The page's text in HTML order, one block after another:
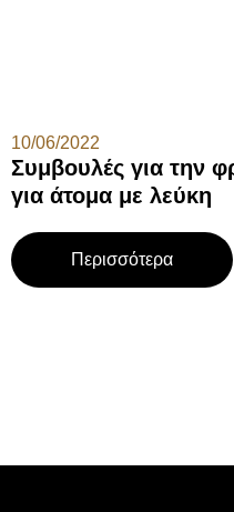
Συμβουλές για την
για άτομα με λεύκη
10/06/2022
Περισσότερα